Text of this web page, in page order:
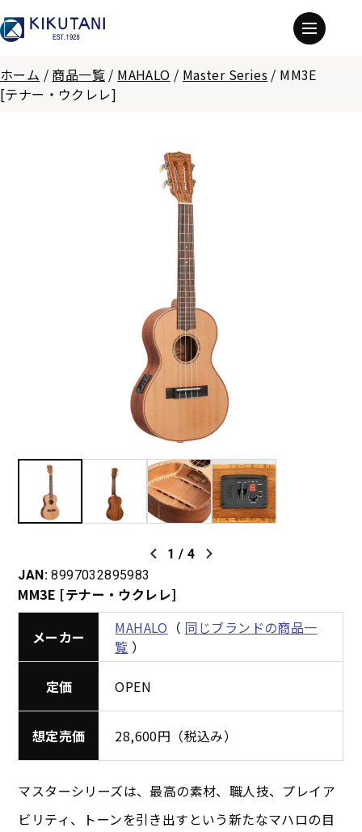
ホーム / 商品一覧 / MAHALO / Master Series / MM3E
[テナー・ウクレレ]
1 / 4
JAN: 8997032895983
MM3E [テナー・ウクレレ]
メーカー MAHALO （ 同じブランドの商品一
覧 ）
定価 OPEN
想定売価 28,600円（税込み）
マスターシリーズは、最高の素材、職人技、プレイア
ビリティ、トーンを引き出すという新たなマハロの目